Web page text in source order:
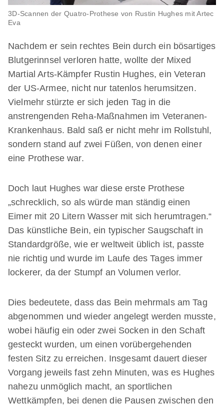
3D-Scannen der Quatro-Prothese von Rustin Hughes mit Artec
Eva
Nachdem er sein rechtes Bein durch ein bösartiges
Blutgerinnsel verloren hatte, wollte der Mixed
Martial Arts-Kämpfer Rustin Hughes, ein Veteran
der US-Armee, nicht nur tatenlos herumsitzen.
Vielmehr stürzte er sich jeden Tag in die
anstrengenden Reha-Maßnahmen im Veteranen-
Krankenhaus. Bald saß er nicht mehr im Rollstuhl,
sondern stand auf zwei Füßen, von denen einer
eine Prothese war.
Doch laut Hughes war diese erste Prothese
„schrecklich, so als würde man ständig einen
Eimer mit 20 Litern Wasser mit sich herumtragen.“
Das künstliche Bein, ein typischer Saugschaft in
Standardgröße, wie er weltweit üblich ist, passte
nie richtig und wurde im Laufe des Tages immer
lockerer, da der Stumpf an Volumen verlor.
Dies bedeutete, dass das Bein mehrmals am Tag
abgenommen und wieder angelegt werden musste,
wobei häufig ein oder zwei Socken in den Schaft
gesteckt wurden, um einen vorübergehenden
festen Sitz zu erreichen. Insgesamt dauert dieser
Vorgang jeweils fast zehn Minuten, was es Hughes
nahezu unmöglich macht, an sportlichen
Wettkämpfen, bei denen die Pausen zwischen den